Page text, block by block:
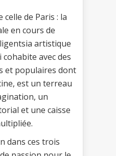
celle de Paris : la
en cours de
artistique
avec des
et populaires dont
est un terreau
un
et une caisse
dans ces trois